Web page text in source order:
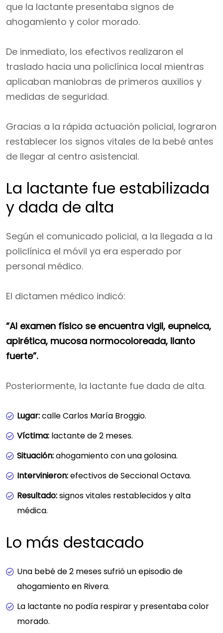
que la lactante presentaba signos de
ahogamiento y color morado.
De inmediato, los efectivos realizaron el
traslado hacia una policlínica local mientras
aplicaban maniobras de primeros auxilios y
medidas de seguridad.
Gracias a la rápida actuación policial, lograron
restablecer los signos vitales de la bebé antes
de llegar al centro asistencial.
La lactante fue estabilizada
y dada de alta
Según el comunicado policial, a la llegada a la
policlínica el móvil ya era esperado por
personal médico.
El dictamen médico indicó:
“Al examen físico se encuentra vigil, eupneica,
apirética, mucosa normocoloreada, llanto
fuerte”.
Posteriormente, la lactante fue dada de alta.
Lugar:calle Carlos María Broggio.
Víctima: lactante de 2 meses.
Situación:ahogamiento con una golosina.
Intervinieron:efectivos de Seccional Octava.
Resultado:signos vitales restablecidos y alta
médica.
Lo más destacado
Una bebé de 2 meses sufrió un episodio de
ahogamiento en Rivera.
La lactante no podía respirar y presentaba color
morado.